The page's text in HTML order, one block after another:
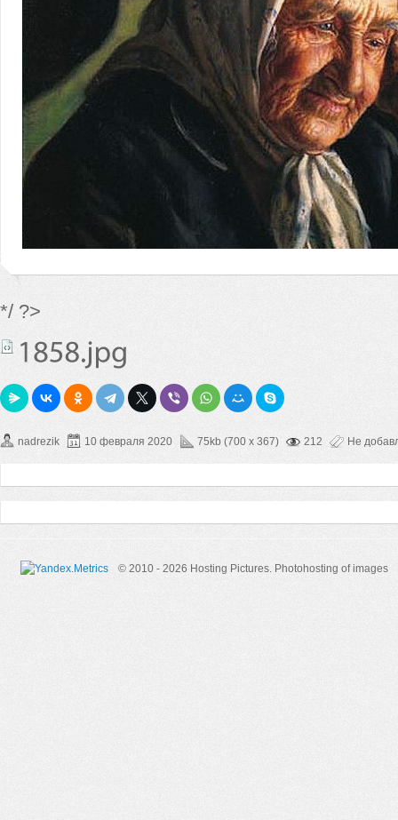
*/ ?>
nadrezik 10 февраля 2020 75kb (700 x 367) 212 Не
© 2010 - 2026 Hosting Pictures. Photohosting of images